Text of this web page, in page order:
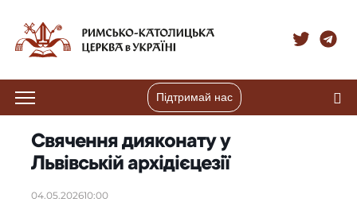
Підтримай нас
Свячення дияконату у
Львівській архідієцезії
04.05.202610:00